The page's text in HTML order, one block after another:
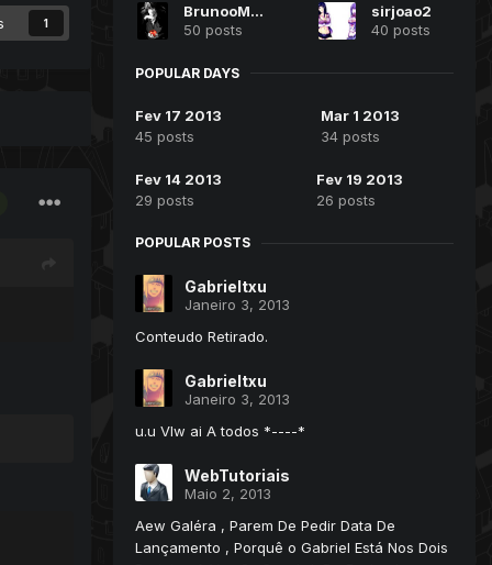
1
BrunooMaciell
50 posts
sirjoao2
40 posts
POPULAR DAYS
Fev 17 2013
45 posts
Mar 1 2013
34 posts
Fev 14 2013
29 posts
Fev 19 2013
26 posts
POPULAR POSTS
Gabrieltxu
Janeiro 3, 2013
Conteudo Retirado.
Gabrieltxu
Janeiro 3, 2013
u.u Vlw ai A todos *----*
WebTutoriais
Maio 2, 2013
Aew Galéra , Parem De Pedir Data De
Lançamento , Porquê o Gabriel Está Nos Dois